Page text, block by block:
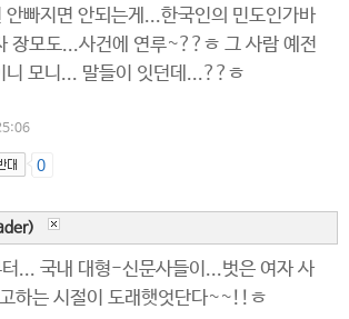
빠지면 안되는게...한국인의 민도인가바
장모도...사건에 연루~??ㅎ 그 사람 예전
니 모니... 말들이 잇던데...??ㅎ
0
... 국내 대형-신문사들이...벗은 여자 사
하는 시절이 도래햇엇단다~~!!ㅎ